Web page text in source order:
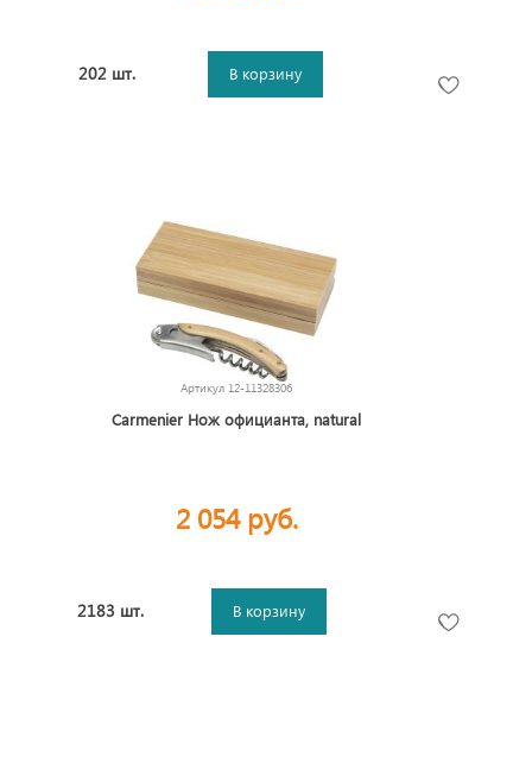
202 шт. В корзину
Артикул 12-11328306
Carmenier Нож официанта, natural
2 054 руб.
2183 шт. В корзину